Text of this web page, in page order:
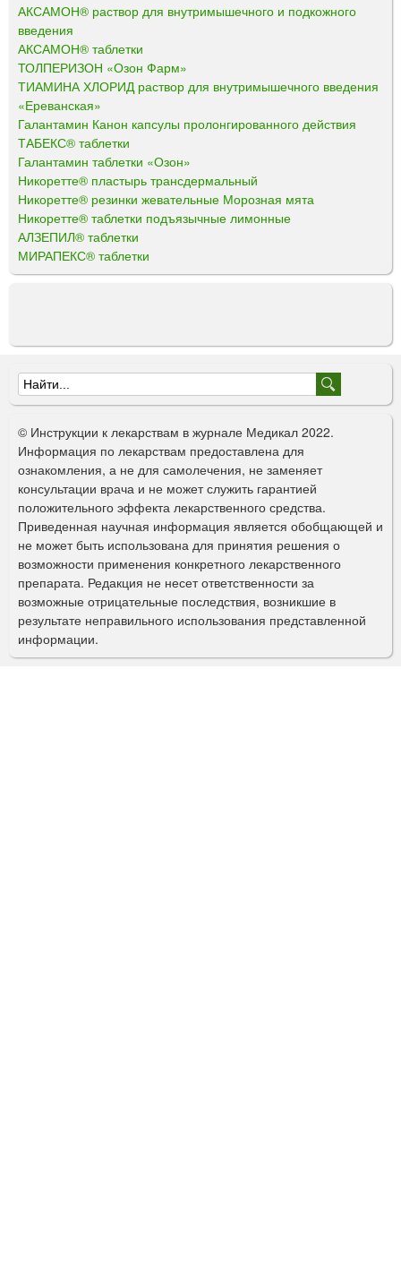
АКСАМОН® раствор для внутримышечного и подкожного
введения
АКСАМОН® таблетки
ТОЛПЕРИЗОН «Озон Фарм»
ТИАМИНА ХЛОРИД раствор для внутримышечного введения
«Ереванская»
Галантамин Канон капсулы пролонгированного действия
ТАБЕКС® таблетки
Галантамин таблетки «Озон»
Никоретте® пластырь трансдермальный
Никоретте® резинки жевательные Морозная мята
Никоретте® таблетки подъязычные лимонные
АЛЗЕПИЛ® таблетки
МИРАПЕКС® таблетки
Ф
о
р
м
а
п
о
и
с
к
© Инструкции к лекарствам в журнале Медикал 2022.
Информация по лекарствам предоставлена для
ознакомления, а не для самолечения, не заменяет
консультации врача и не может служить гарантией
положительного эффекта лекарственного средства.
Приведенная научная информация является обобщающей и
не может быть использована для принятия решения о
возможности применения конкретного лекарственного
препарата. Редакция не несет ответственности за
возможные отрицательные последствия, возникшие в
результате неправильного использования представленной
информации.